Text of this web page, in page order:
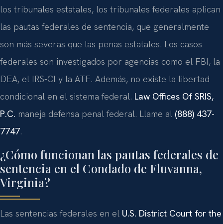
los tribunales estatales, los tribunales federales aplican
las pautas federales de sentencia, que generalmente
son más severas que las penas estatales. Los casos
federales son investigados por agencias como el FBI, la
DEA, el IRS-CI y la ATF. Además, no existe la libertad
condicional en el sistema federal. Law Offices Of SRIS,
P.C. maneja defensa penal federal. Llame al (888) 437-
7747.
¿Cómo funcionan las pautas federales de
sentencia en el Condado de Fluvanna,
Virginia?
Las sentencias federales en el U.S. District Court for the